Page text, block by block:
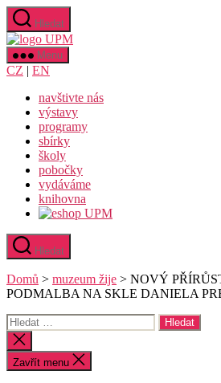
Přejít
obsahu
Hledat
Uměleckoprůmyslové
Menu
CZ | EN
navštivte nás
výstavy
programy
sbírky
školy
pobočky
vydáváme
knihovna
Hledat
Domů > muzeum žije > NOVÝ
PODMALBA NA SKLE DANIELA
Výsledky
vyhledávání:
Zavřít
vyhledávání
Zavřít menu